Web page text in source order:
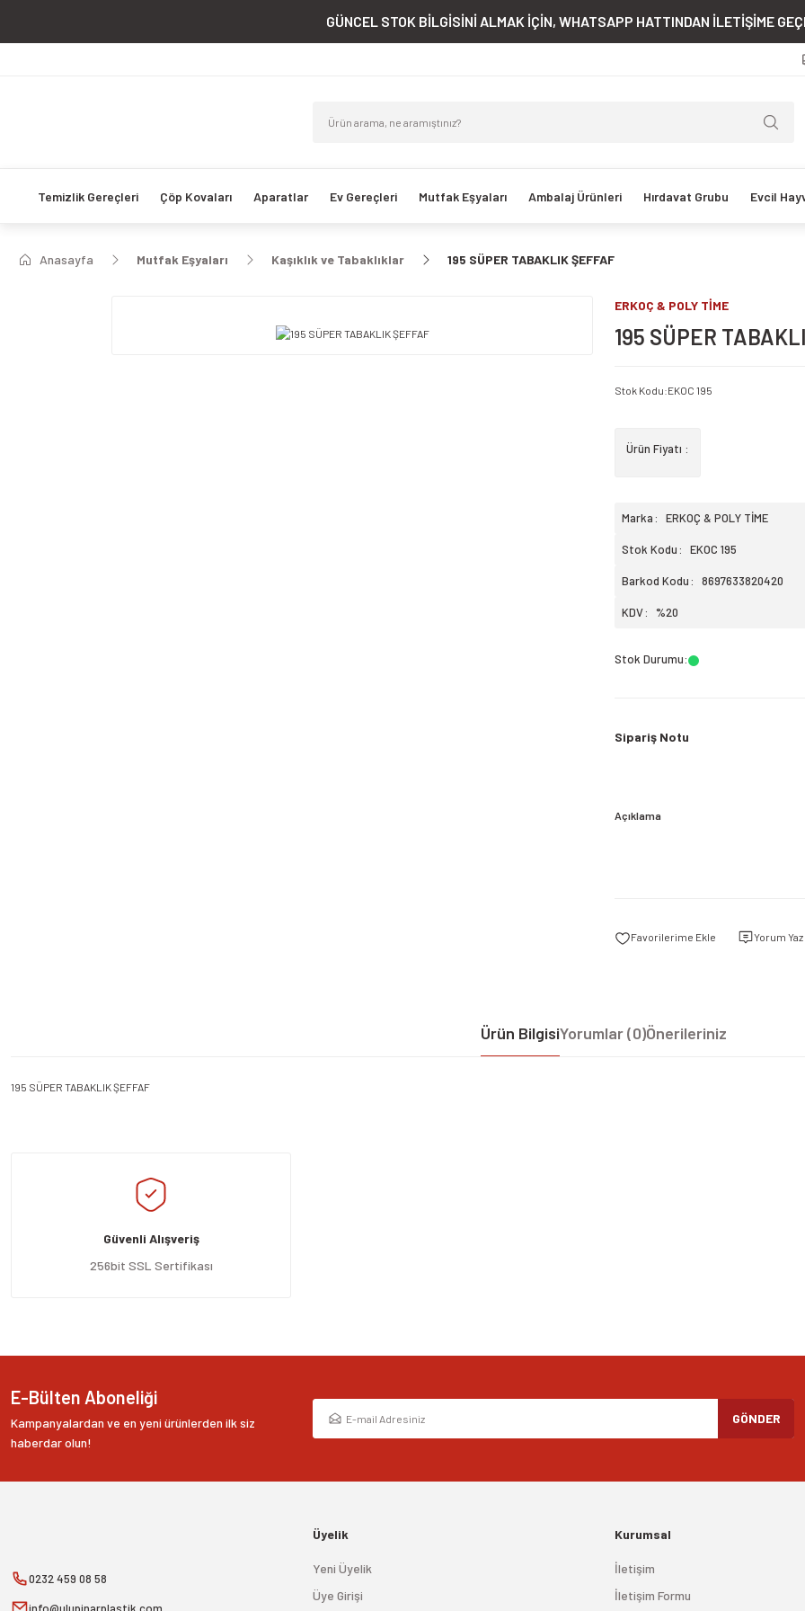
GÜNCEL STOK BİLGİSİNİ ALMAK İÇİN, WHATSAPP HATTINDAN İLETİŞİME
Temizlik Gereçleri Çöp Kovaları Aparatlar Ev Gereçleri Mutfak Eşyaları Ambalaj Ürünleri Hırdavat Grubu Evcil
Anasayfa Mutfak Eşyaları Kaşıklık ve Tabaklıklar 195 SÜPER TABAKLIK ŞEFFAF
ERKOÇ & POLY TİME
195 SÜPER
Stok Kodu:EKOC 195
Ürün Fiyatı :
Marka ERKOÇ & POLY TİME
Stok Kodu EKOC 195
Barkod Kodu 8697633820420
KDV %20
Stok Durumu:
Sipariş Notu
Açıklama
Yorum Yaz
Ürün BilgisiYorumlar (0)Önerileriniz
195 SÜPER TABAKLIK ŞEFFAF
Ürün resmi kalitesiz, bozuk veya görüntülenemiyor.
Ürün açıklamasında eksik bilgiler bulunuyor.
Ürün bilgilerinde hatalar bulunuyor.
Ürün fiyatı diğer sitelerden daha pahalı.
Güvenli Alışveriş
256bit SSL Sertifikası
E-Bülten Aboneliği
Kampanyalardan ve en yeni ürünlerden ilk siz
haberdar olun!
GÖNDER
0232 459 08 58
Üyelik
Yeni Üyelik
Üye Girişi
Kurumsal
İletişim
İletişim Formu